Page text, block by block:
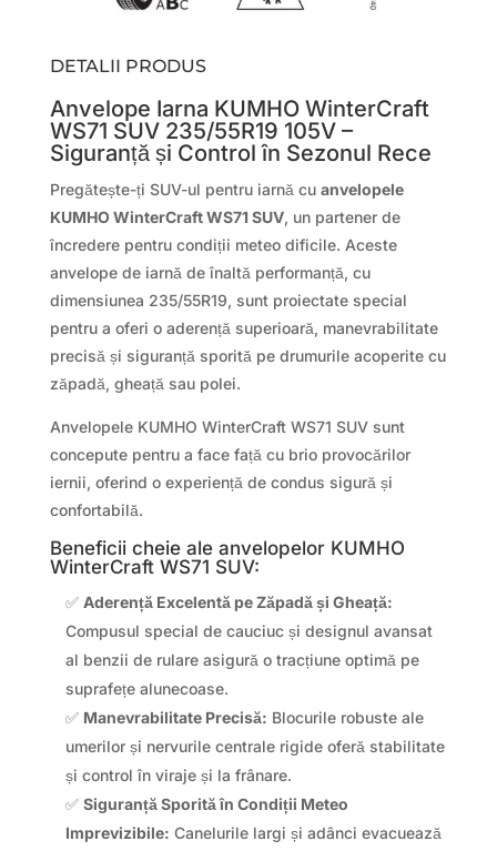
DETALII PRODUS
Anvelope Iarna KUMHO WinterCraft
WS71 SUV 235/55R19 105V –
Siguranță și Control în Sezonul Rece
Pregătește-ți SUV-ul pentru iarnă cu anvelopele
KUMHO WinterCraft WS71 SUV, un partener de
încredere pentru condiții meteo dificile. Aceste
anvelope de iarnă de înaltă performanță, cu
dimensiunea 235/55R19, sunt proiectate special
pentru a oferi o aderență superioară, manevrabilitate
precisă și siguranță sporită pe drumurile acoperite cu
zăpadă, gheață sau polei.
Anvelopele KUMHO WinterCraft WS71 SUV sunt
concepute pentru a face față cu brio provocărilor
iernii, oferind o experiență de condus sigură și
confortabilă.
Beneficii cheie ale anvelopelor KUMHO
WinterCraft WS71 SUV:
✅ Aderență Excelentă pe Zăpadă și Gheață:
Compusul special de cauciuc și designul avansat
al benzii de rulare asigură o tracțiune optimă pe
suprafețe alunecoase.
✅ Manevrabilitate Precisă: Blocurile robuste ale
umerilor și nervurile centrale rigide oferă stabilitate
și control în viraje și la frânare.
✅ Siguranță Sporită în Condiții Meteo
Imprevizibile: Canelurile largi și adânci evacuează